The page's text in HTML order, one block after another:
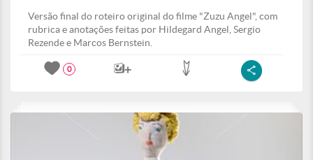
Versão final do roteiro original do filme "Zuzu Angel", com
rubrica e anotações feitas por Hildegard Angel, Sergio
Rezende e Marcos Bernstein.
0